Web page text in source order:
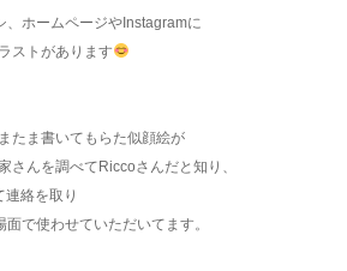
、ホームページやInstagramに
ストがあります
たま書いてもらた似顔絵が
さんを調べてRiccoさんだと知り、
絡を取り
で使わせていただいてます。